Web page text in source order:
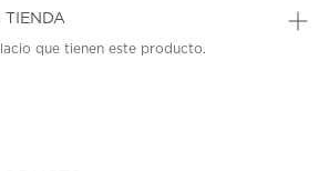
TIENDA
que tienen este producto.